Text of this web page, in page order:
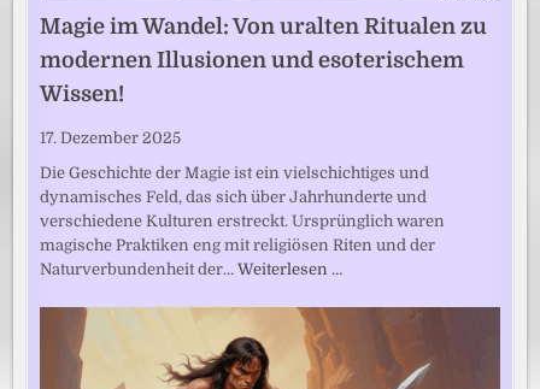
Magie im Wandel: Von uralten Ritualen zu
modernen Illusionen und esoterischem
Wissen!
17. Dezember 2025
Die Geschichte der Magie ist ein vielschichtiges und
dynamisches Feld, das sich über Jahrhunderte und
verschiedene Kulturen erstreckt. Ursprünglich waren
magische Praktiken eng mit religiösen Riten und der
Naturverbundenheit der…Weiterlesen …